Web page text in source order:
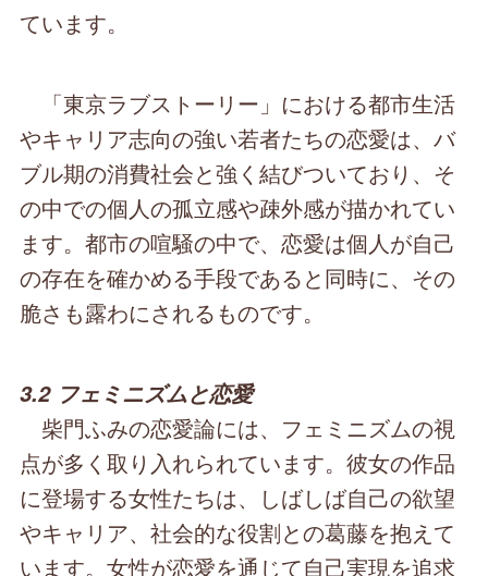
ています。
「東京ラブストーリー」における都市生活
やキャリア志向の強い若者たちの恋愛は、バ
ブル期の消費社会と強く結びついており、そ
の中での個人の孤立感や疎外感が描かれてい
ます。都市の喧騒の中で、恋愛は個人が自己
の存在を確かめる手段であると同時に、その
脆さも露わにされるものです。
3.2 フェミニズムと恋愛
柴門ふみの恋愛論には、フェミニズムの視
点が多く取り入れられています。彼女の作品
に登場する女性たちは、しばしば自己の欲望
やキャリア、社会的な役割との葛藤を抱えて
います。女性が恋愛を通じて自己実現を追求